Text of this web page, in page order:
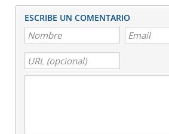
ESCRIBE UN COMENTARIO